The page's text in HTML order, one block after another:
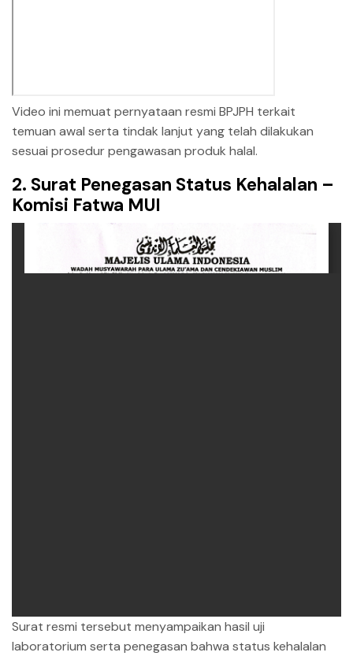
Video ini memuat pernyataan resmi BPJPH terkait
temuan awal serta tindak lanjut yang telah dilakukan
sesuai prosedur pengawasan produk halal.
2. Surat Penegasan Status Kehalalan –
Komisi Fatwa MUI
Surat resmi tersebut menyampaikan hasil uji
laboratorium serta penegasan bahwa status kehalalan